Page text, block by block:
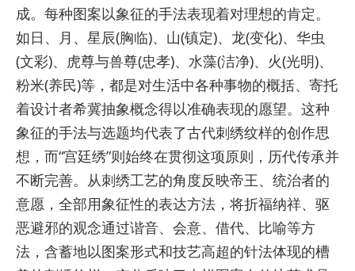
成。每种图案以象征的手法表现着对理想的肯定。
如日、月、星辰(胸临)、山(镇定)、龙(变化)、华虫
(文彩)、虎尊与兽尊(忠孝)、水藻(洁净)、火(光明)、
粉米(养民)等，都是对生活中各种事物的概括、寄托
着设计者希冀抽象概念得以准确表现的愿望。这种
象征的手法与选题均代表了古代刺绣纹样的创作思
想，而“宫廷绣”则始终在贯彻这项原则，历代传承并
不断完善。从刺绣工艺的角度反映帝王、统治者的
意愿，全部用象征性的表达方法，将折福纳祥、驱
恶避邪的观念通过谐音、会意、借代、比喻等方
法，含蓄地以图案形式和技艺高超的针法体现的槽